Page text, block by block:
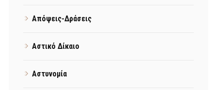
Απόψεις-Δράσεις
Αστικό Δίκαιο
Αστυνομία